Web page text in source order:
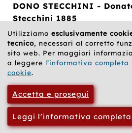
Utilizziamo esclusivamente
tecnico, necessari al corretto
sito web. Per maggiori
a leggere l’informativa completa
cookie.
Accetta e prosegui
Leggi l’informativa completa
DONO STECCHINI -
Stecchini 1885
Descrizione.
Oltre duemila opere per
ben conservati. Tra questi
incunaboli, 10 giuntine, 16
cominiane. Molti sono i
erudizione antica ed alla
volumi costituiscono la
latini. Fra i manoscritti